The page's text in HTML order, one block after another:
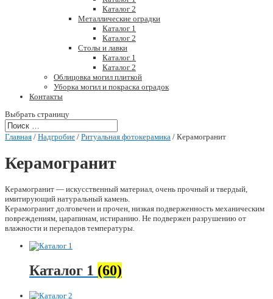
Каталог 2
Металлические оградки
Каталог 1
Каталог 2
Столы и лавки
Каталог 1
Каталог 2
Облицовка могил плиткой
Уборка могил и покраска оградок
Контакты
Выбрать страницу
Главная / Надгробие / Ритуальная фотокерамика / Керамогранит
Керамогранит
Керамогранит — искусственный материал, очень прочный и твердый,
имитирующий натуральный камень.
Керамогранит долговечен и прочен, низкая подверженность механическим
повреждениям, царапинам, истиранию. Не подвержен разрушению от
влажности и перепадов температуры.
Каталог 1 (60)